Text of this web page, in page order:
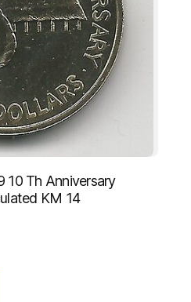
10 Th Anniversary
KM 14